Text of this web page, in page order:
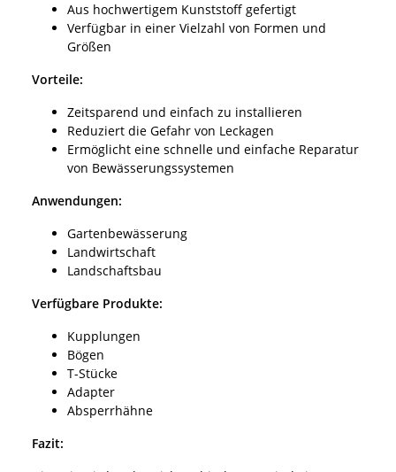
Aus hochwertigem Kunststoff gefertigt
Verfügbar in einer Vielzahl von Formen und
Größen
Vorteile:
Zeitsparend und einfach zu installieren
Reduziert die Gefahr von Leckagen
Ermöglicht eine schnelle und einfache Reparatur
von Bewässerungssystemen
Anwendungen:
Gartenbewässerung
Landwirtschaft
Landschaftsbau
Verfügbare Produkte:
Kupplungen
Bögen
T-Stücke
Adapter
Absperrhähne
Fazit: